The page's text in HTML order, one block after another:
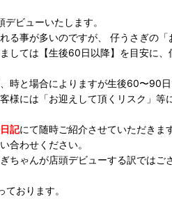
ビューいたします。
る事が多いのですが、 仔うさぎの
しては【生後60日以降】を目安に
時と場合によりますが生後60〜90日
様には「お迎えして頂くリスク」等
記にて随時ご紹介させていただきます
合わせください。
ちゃんが店頭デビューする訳ではご
おります。